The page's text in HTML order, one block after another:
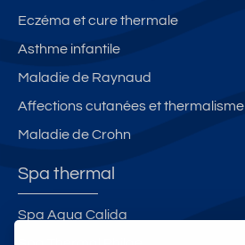
Eczéma et cure thermale
Asthme infantile
Maladie de Raynaud
Affections cutanées et thermalisme
Maladie de Crohn
Spa thermal
Spa Aqua Calida